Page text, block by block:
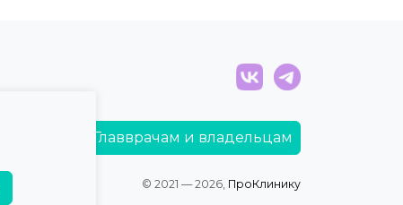
Главврачам и владельцам
© 2021 — 2026, ПроКлинику